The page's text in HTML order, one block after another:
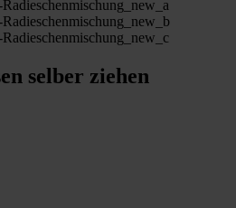
selber ziehen